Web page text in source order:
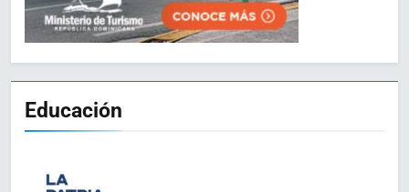
Educación